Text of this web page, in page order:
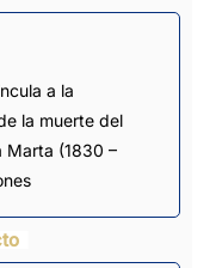
a la
la muerte del
Marta (1830 –